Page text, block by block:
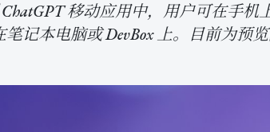
ChatGPT 移动应用中，用户可在手
记本电脑或 DevBox 上。目前为预